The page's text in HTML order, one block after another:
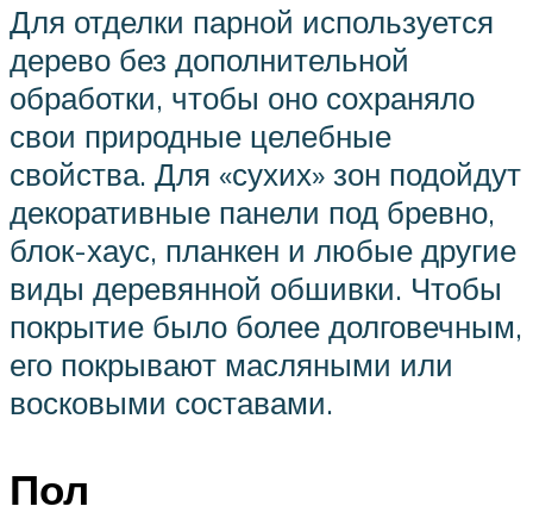
Для отделки парной используется
дерево без дополнительной
обработки, чтобы оно сохраняло
свои природные целебные
свойства. Для «сухих» зон подойдут
декоративные панели под бревно,
блок-хаус, планкен и любые другие
виды деревянной обшивки. Чтобы
покрытие было более долговечным,
его покрывают масляными или
восковыми составами.
Пол